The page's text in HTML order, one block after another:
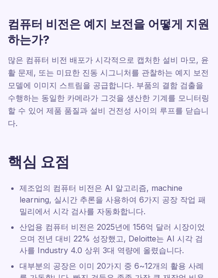
컴퓨터 비전은 예지 보전을 어떻게 지원
하는가?
많은 컴퓨터 비전 배포가 시각적으로 캡처한 설비 마모, 윤
활 문제, 또는 미묘한 진동 시그니처를 관찰하는 예지 보전
모델에 이미지 스트림을 공급합니다. 부품의 결함 검출을
수행하는 동일한 카메라가 그것을 생산한 기계를 모니터링
할 수 있어 제품 품질과 설비 건전성 사이의 루프를 닫습니
다.
핵심 요점
제조업의 컴퓨터 비전은 AI 알고리즘, machine
learning, 실시간 추론을 사용하여 6가지 공장 작업 패
밀리에서 시각 검사를 자동화합니다.
산업용 컴퓨터 비전은 2025년에 156억 달러 시장이었
으며 전년 대비 22% 성장했고, Deloitte는 AI 시각 검
사를 Industry 4.0 상위 3대 역량에 올렸습니다.
대부분의 공장은 이미 20가지 중 6~12개의 활용 사례